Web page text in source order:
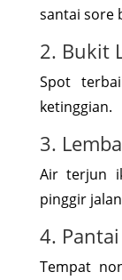
santai sore
2. Bukit
Spot
ketinggian.
3.
Air terjun
pinggir
4.
Tempat